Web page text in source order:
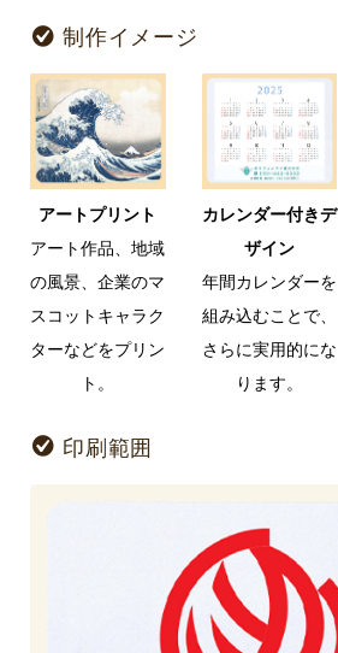
制作イメージ
アートプリント
アート作品、地域
の風景、企業のマ
スコットキャラク
ターなどをプリン
ト。
カレンダー付きデ
ザイン
年間カレンダーを
組み込むことで、
さらに実用的にな
ります。
印刷範囲